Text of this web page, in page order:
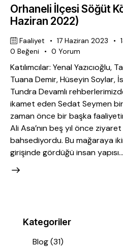
Orhaneli İlçesi Söğüt
Haziran 2022)
Faaliyet 17 Haziran 2023
0 Beğeni 0 Yorum
Katılımcılar: Yenal Yazıcıoğlu,
Tuana Demir, Hüseyin Soylar,
Tundra Devamlı
ikamet eden Sedat Seymen
zaman önce bir başka
Ali Asa’nın beş yıl önce
bahsediyordu. Bu mağaraya
girişinde gördüğü insan yapısı…
Kategoriler
Blog(31)